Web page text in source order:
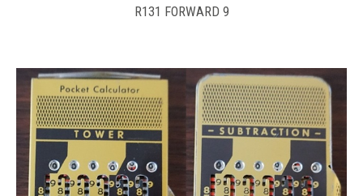
R131 FORWARD 9